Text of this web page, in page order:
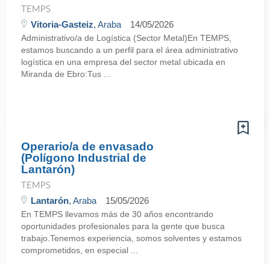
TEMPS
Vitoria-Gasteiz, Araba 14/05/2026
Administrativo/a de Logística (Sector Metal)En TEMPS,
estamos buscando a un perfil para el área administrativo
logística en una empresa del sector metal ubicada en
Miranda de Ebro:Tus ...
Operario/a de envasado
(Polígono Industrial de
Lantarón)
TEMPS
Lantarón, Araba 15/05/2026
En TEMPS llevamos más de 30 años encontrando
oportunidades profesionales para la gente que busca
trabajo.Tenemos experiencia, somos solventes y estamos
comprometidos, en especial ...